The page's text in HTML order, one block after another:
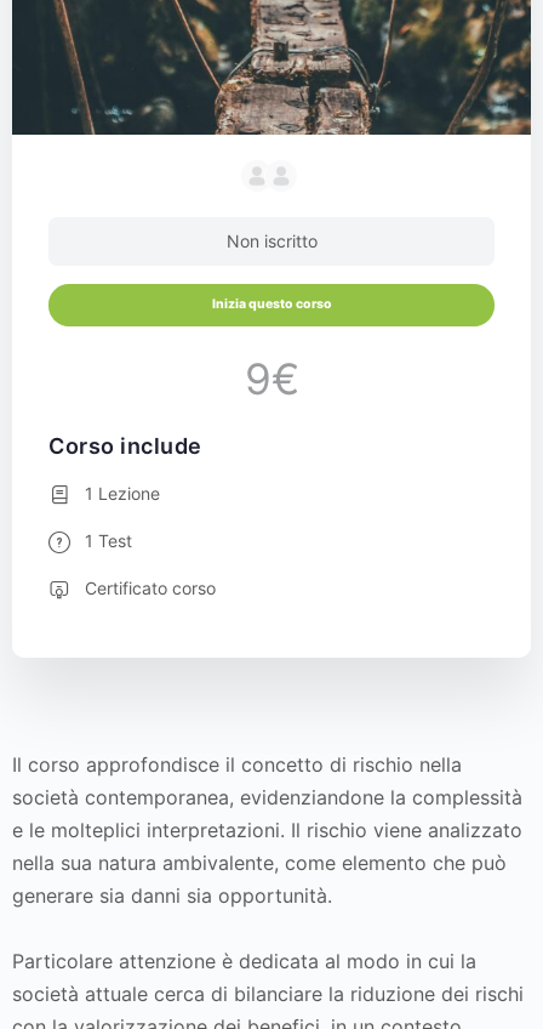
Il corso approfondisce il concetto di rischio nella
società contemporanea, evidenziandone la complessità
e le molteplici interpretazioni. Il rischio viene analizzato
nella sua natura ambivalente, come elemento che può
generare sia danni sia opportunità.
Particolare attenzione è dedicata al modo in cui la
società attuale cerca di bilanciare la riduzione dei rischi
Non iscritto
Inizia questo corso
9€
corso include
1 Lezione
1 Test
Certificato corso